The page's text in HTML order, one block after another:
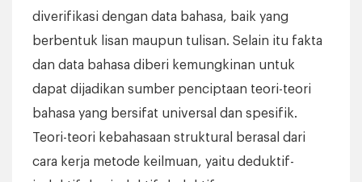
diverifikasi dengan data bahasa, baik yang
berbentuk lisan maupun tulisan. Selain itu fakta
dan data bahasa diberi kemungkinan untuk
dapat dijadikan sumber penciptaan teori-teori
bahasa yang bersifat universal dan spesifik.
Teori-teori kebahasaan struktural berasal dari
cara kerja metode keilmuan, yaitu deduktif-